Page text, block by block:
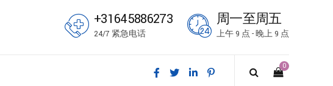
+31645886273
24/7 紧急电话
周一至周五
上午 9 点 - 晚上 9 点
0